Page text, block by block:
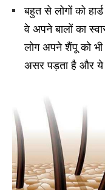
बहुत से लोगों को
वे अपने बालों का
लोग अपने शैंपू को
असर पड़ता है और ये